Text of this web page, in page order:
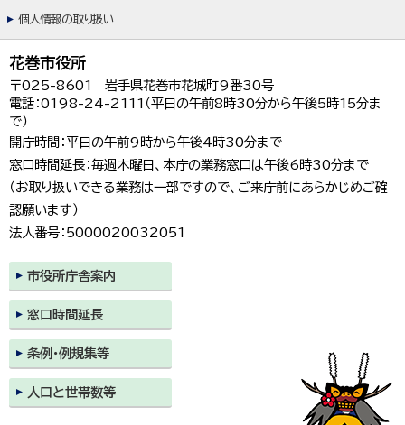
個人情報の取り扱い
花巻市役所
〒025-8601 岩手県花巻市花城町9番30号
電話：0198-24-2111（平日の午前8時30分から午後5時15分ま
で）
開庁時間：平日の午前9時から午後4時30分まで
窓口時間延長：毎週木曜日、本庁の業務窓口は午後6時30分まで
（お取り扱いできる業務は一部ですので、ご来庁前にあらかじめご確
認願います）
法人番号：5000020032051
市役所庁舎案内
窓口時間延長
条例・例規集等
人口と世帯数等